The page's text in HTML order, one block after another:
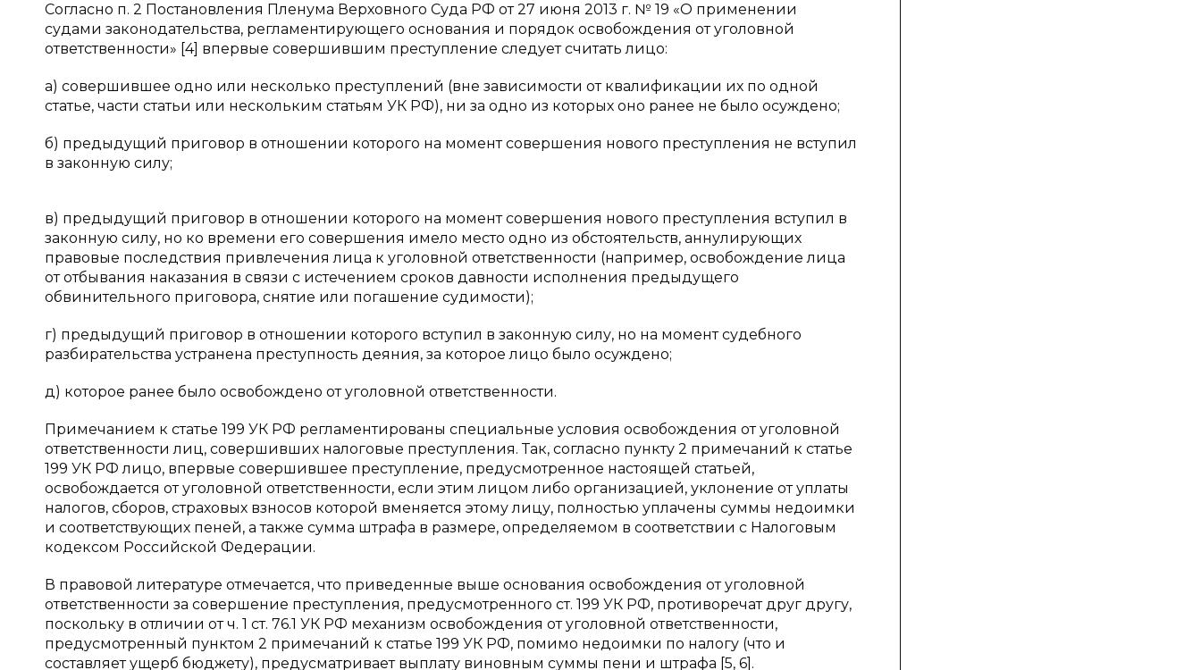
Согласно п. 2 Постановления Пленума Верховного Суда РФ от 27 июня 2013 г. № 19 «О применении
судами законодательства, регламентирующего основания и порядок освобождения от уголовной
ответственности» [4] впервые совершившим преступление следует считать лицо:
а) совершившее одно или несколько преступлений (вне зависимости от квалификации их по одной
статье, части статьи или нескольким статьям УК РФ), ни за одно из которых оно ранее не было осуждено;
б) предыдущий приговор в отношении которого на момент совершения нового преступления не вступил
в законную силу;
в) предыдущий приговор в отношении которого на момент совершения нового преступления вступил в
законную силу, но ко времени его совершения имело место одно из обстоятельств, аннулирующих
правовые последствия привлечения лица к уголовной ответственности (например, освобождение лица
от отбывания наказания в связи с истечением сроков давности исполнения предыдущего
обвинительного приговора, снятие или погашение судимости);
г) предыдущий приговор в отношении которого вступил в законную силу, но на момент судебного
разбирательства устранена преступность деяния, за которое лицо было осуждено;
д) которое ранее было освобождено от уголовной ответственности.
Примечанием к статье 199 УК РФ регламентированы специальные условия освобождения от уголовной
ответственности лиц, совершивших налоговые преступления. Так, согласно пункту 2 примечаний к статье
199 УК РФ лицо, впервые совершившее преступление, предусмотренное настоящей статьей,
освобождается от уголовной ответственности, если этим лицом либо организацией, уклонение от уплаты
налогов, сборов, страховых взносов которой вменяется этому лицу, полностью уплачены суммы недоимки
и соответствующих пеней, а также сумма штрафа в размере, определяемом в соответствии с Налоговым
кодексом Российской Федерации.
В правовой литературе отмечается, что приведенные выше основания освобождения от уголовной
ответственности за совершение преступления, предусмотренного ст. 199 УК РФ, противоречат друг другу,
поскольку в отличии от ч. 1 ст. 76.1 УК РФ механизм освобождения от уголовной ответственности,
предусмотренный пунктом 2 примечаний к статье 199 УК РФ, помимо недоимки по налогу (что и
составляет ущерб бюджету), предусматривает выплату виновным суммы пени и штрафа [5, 6].